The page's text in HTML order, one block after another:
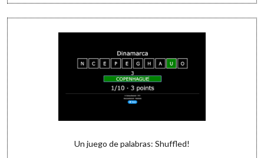
Un juego de palabras: Shuffled!